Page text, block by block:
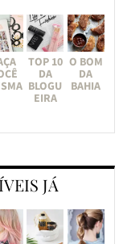
TOP 10
DA
BLOGU
EIRA
O BOM
DA
BAHIA
JÁ